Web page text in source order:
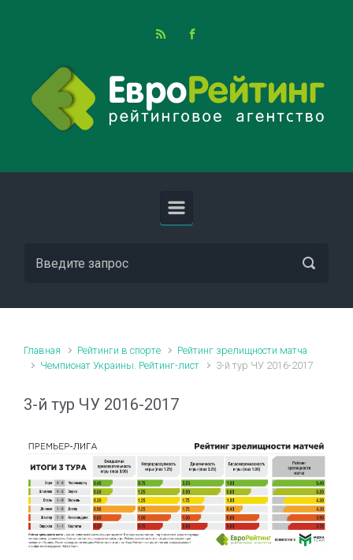
Главная Рейтинги в спорте
Рейтинг зрелищности матча
Чемпионат Украины. Рейтинг-лист
3-й тур ЧУ 2016-2017
3-й тур ЧУ 2016-2017